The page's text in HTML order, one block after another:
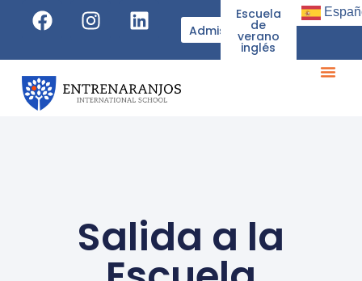
Admisiones
Escuela
de
verano
inglés
Salida a la